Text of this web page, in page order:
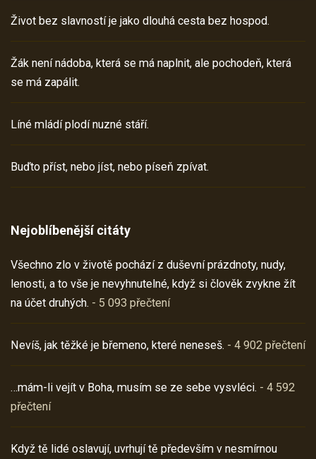
Život bez slavností je jako dlouhá cesta bez hospod.
Žák není nádoba, která se má naplnit, ale pochodeň, která
se má zapálit.
Líné mládí plodí nuzné stáří.
Buďto příst, nebo jíst, nebo píseň zpívat.
Nejoblíbenější citáty
Všechno zlo v životě pochází z duševní prázdnoty, nudy,
lenosti, a to vše je nevyhnutelné, když si člověk zvykne žít
na účet druhých. - 5 093 přečtení
Nevíš, jak těžké je břemeno, které neneseš. - 4 902 přečtení
…mám-li vejít v Boha, musím se ze sebe vysvléci. - 4 592
přečtení
Když tě lidé oslavují, uvrhují tě především v nesmírnou